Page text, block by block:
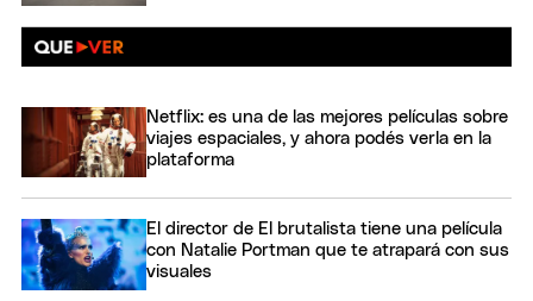
Netflix: es una de las mejores películas sobre
viajes espaciales, y ahora podés verla en la
plataforma
El director de El brutalista tiene una película
con Natalie Portman que te atrapará con sus
visuales